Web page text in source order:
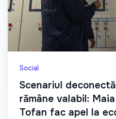
Social
Scenariul
rămâne valabil:
Tofan fac apel la